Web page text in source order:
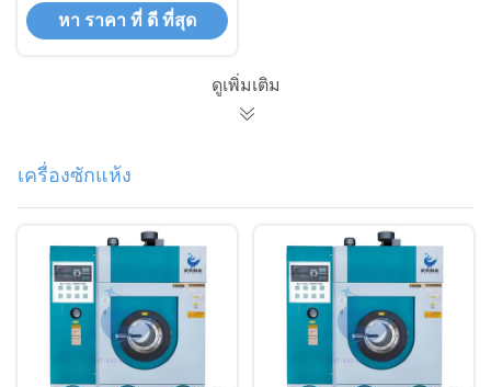
ธุรกิจ
หา ราคา ที่ ดี ที่สุด
ดูเพิ่มเติม
เครื่องซักแห้ง